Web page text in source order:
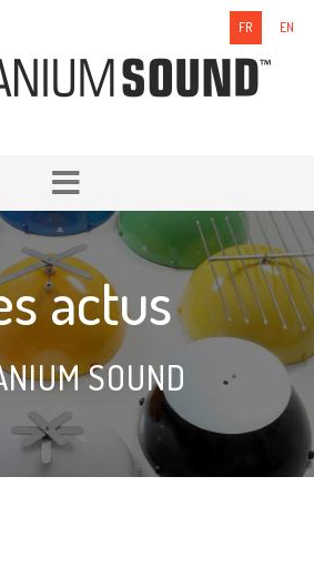
FR EN
actus
SOUND